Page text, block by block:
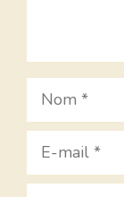
Nom
E-